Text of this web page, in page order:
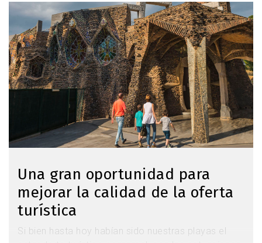
baixllobregatines, así como visitantes de todas
partes, disfruten en clave de calidad, y que todo
ello permita activar económicamente la comarca.
Ahora ya podemos decir que el Consorcio empuja
definitivamente el sector turístico bien lejos del
terreno de la utopía.
Imagen
Una gran oportunidad para
mejorar la calidad de la oferta
turística
Si bien hasta hoy habían sido nuestras playas el